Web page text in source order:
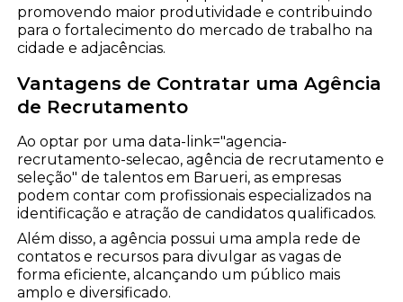
promovendo maior produtividade e contribuindo
para o fortalecimento do mercado de trabalho na
cidade e adjacências.
Vantagens de Contratar uma Agência
de Recrutamento
Ao optar por uma data-link="agencia-
recrutamento-selecao, agência de recrutamento e
seleção" de talentos em Barueri, as empresas
podem contar com profissionais especializados na
identificação e atração de candidatos qualificados.
Além disso, a agência possui uma ampla rede de
contatos e recursos para divulgar as vagas de
forma eficiente, alcançando um público mais
amplo e diversificado.